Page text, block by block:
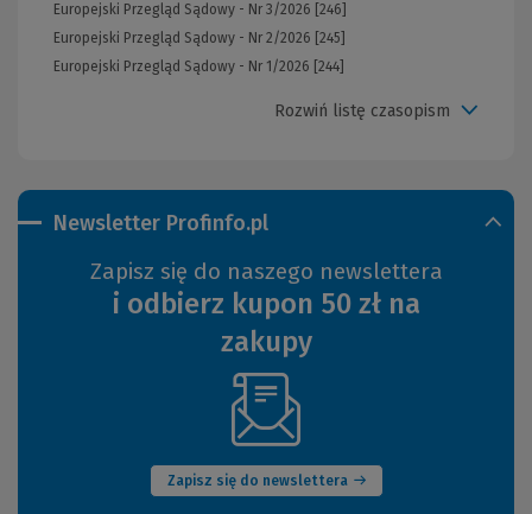
Newsletter Profinfo.pl
Zapisz się do naszego newslettera
i odbierz kupon 50 zł na
zakupy
Zapisz się do newslettera
(Nowe
okno)
Europejski Przegląd Sądowy - Nr 3/2026 [246]
Europejski Przegląd Sądowy - Nr 2/2026 [245]
Europejski Przegląd Sądowy - Nr 1/2026 [244]
Rozwiń listę czasopism